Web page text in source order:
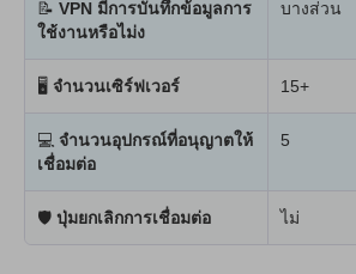
📝 VPN มีการบันทึกข้อมูลการ
ใช้งานหรือไม่ง
บางส่วน
🖥 จำนวนเซิร์ฟเวอร์ 15+
💻 จำนวนอุปกรณ์ที่อนุญาตให้
เชื่อมต่อ
5
🛡 ปุ่มยกเลิกการเชื่อมต่อ ไม่